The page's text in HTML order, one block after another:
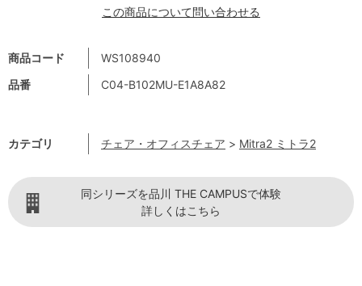
商品コード
WS108940
品番
C04-B102MU-E1A8A82
カテゴリ チェア・オフィスチェア > Mitra2 ミトラ2
この商品について問い合わせる
同シリーズを品川 THE CAMPUSで体験
詳しくはこちら